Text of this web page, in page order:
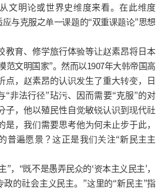
文明论或世界史维度来看。在此维度
应与克服之单一课题的“双重课题论”思想
教育、修学旅行体验等让赵素昂将日本
范文明国家”。然而以1907年大韩帝国高
点，赵素昂的认识发生了重大转变，日
“非法行径”玷污、因而需要“克服”的对
子，他以殖民性自觉敏锐认识到现代社
，我们需要思考他为何未止步于此，
普遍愿景？这正是我们关注“新民主主
，“既不是愚弄民众的‘资本主义民主’，
的社会主义民主。”这里的“新民主”指